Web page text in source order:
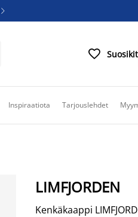

 Suosikit
Inspiraatiota Tarjouslehdet
LIMFJORDEN
Kenkäkaappi